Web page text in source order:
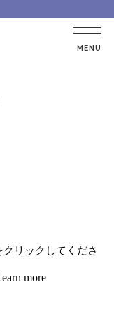
MENU